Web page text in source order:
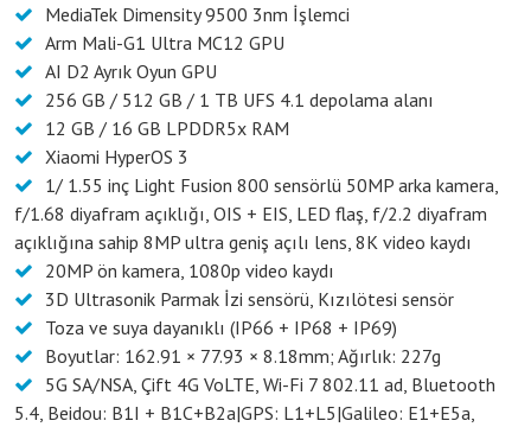
MediaTek Dimensity 9500 3nm İşlemci
Arm Mali-G1 Ultra MC12 GPU
AI D2 Ayrık Oyun GPU
256 GB / 512 GB / 1 TB UFS 4.1 depolama alanı
12 GB / 16 GB LPDDR5x RAM
Xiaomi HyperOS 3
1/ 1.55 inç Light Fusion 800 sensörlü 50MP arka kamera,
f/1.68 diyafram açıklığı, OIS + EIS, LED flaş, f/2.2 diyafram
açıklığına sahip 8MP ultra geniş açılı lens, 8K video kaydı
20MP ön kamera, 1080p video kaydı
3D Ultrasonik Parmak İzi sensörü, Kızılötesi sensör
Toza ve suya dayanıklı (IP66 + IP68 + IP69)
Boyutlar: 162.91 × 77.93 × 8.18mm; Ağırlık: 227g
5G SA/NSA, Çift 4G VoLTE, Wi-Fi 7 802.11 ad, Bluetooth
5.4, Beidou: B1I + B1C+B2a|GPS: L1+L5|Galileo: E1+E5a,